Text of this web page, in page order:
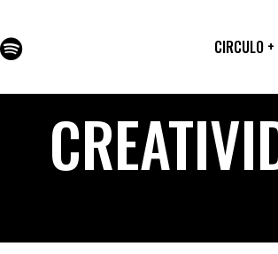
CIRCULO +